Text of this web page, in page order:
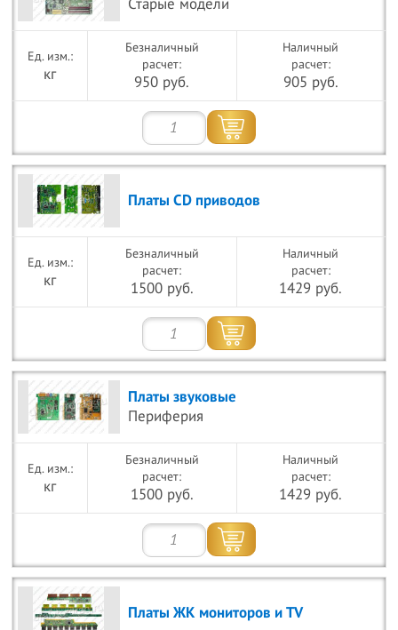
Старые модели
кг
Безналичный
расчет:
950 руб.
Наличный
расчет:
905 руб.
Платы CD приводов
кг
Безналичный
расчет:
1500 руб.
Наличный
расчет:
1429 руб.
Платы звуковые
Периферия
кг
Безналичный
расчет:
1500 руб.
Наличный
расчет:
1429 руб.
Платы ЖК мониторов и TV